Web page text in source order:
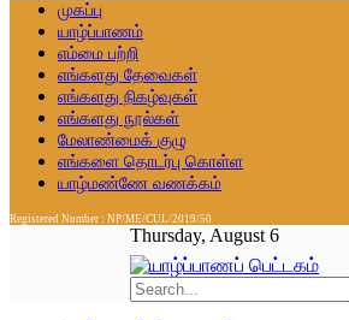
முகப்பு
யாழ்ப்பாணம்
எம்மை பற்றி
எங்களது தேவைகள்
எங்களது நிகழ்வுகள்
எங்களது நூல்கள்
மேலாண்மைக் குழு
எங்களை தொடர்பு கொள்ள
யாழ்மண்ணே வணக்கம்
Registered Number : NP/ME/CUL/2019/50
Thursday, August 6